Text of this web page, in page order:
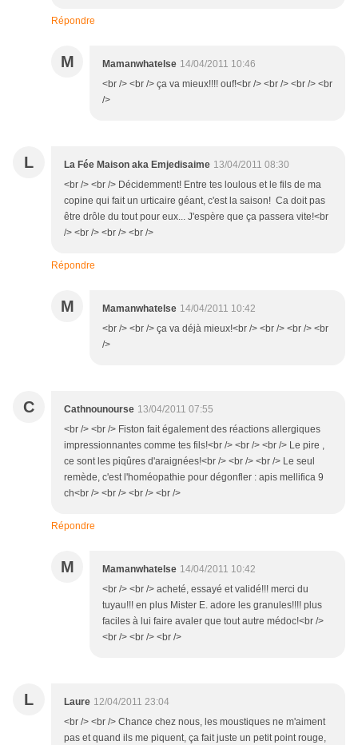
Répondre
M Mamanwhatelse 14/04/2011 10:46
<br /> <br /> ça va mieux!!!! ouf!<br /> <br /> <br /> <br
/>
L La Fée Maison aka Emjedisaime 13/04/2011 08:30
<br /> <br /> Décidemment! Entre tes loulous et le fils de ma
copine qui fait un urticaire géant, c'est la saison! Ca doit pas
être drôle du tout pour eux... J'espère que ça passera vite!<br
/> <br /> <br /> <br />
Répondre
M Mamanwhatelse 14/04/2011 10:42
<br /> <br /> ça va déjà mieux!<br /> <br /> <br /> <br
/>
C Cathnounourse 13/04/2011 07:55
<br /> <br /> Fiston fait également des réactions allergiques
impressionnantes comme tes fils!<br /> <br /> <br /> Le pire ,
ce sont les piqûres d'araignées!<br /> <br /> <br /> Le seul
remède, c'est l'homéopathie pour dégonfler : apis mellifica 9
ch<br /> <br /> <br /> <br />
Répondre
M Mamanwhatelse 14/04/2011 10:42
<br /> <br /> acheté, essayé et validé!!! merci du
tuyau!!! en plus Mister E. adore les granules!!!! plus
faciles à lui faire avaler que tout autre médoc!<br />
<br /> <br /> <br />
L Laure 12/04/2011 23:04
<br /> <br /> Chance chez nous, les moustiques ne m'aiment
pas et quand ils me piquent, ça fait juste un petit point rouge,